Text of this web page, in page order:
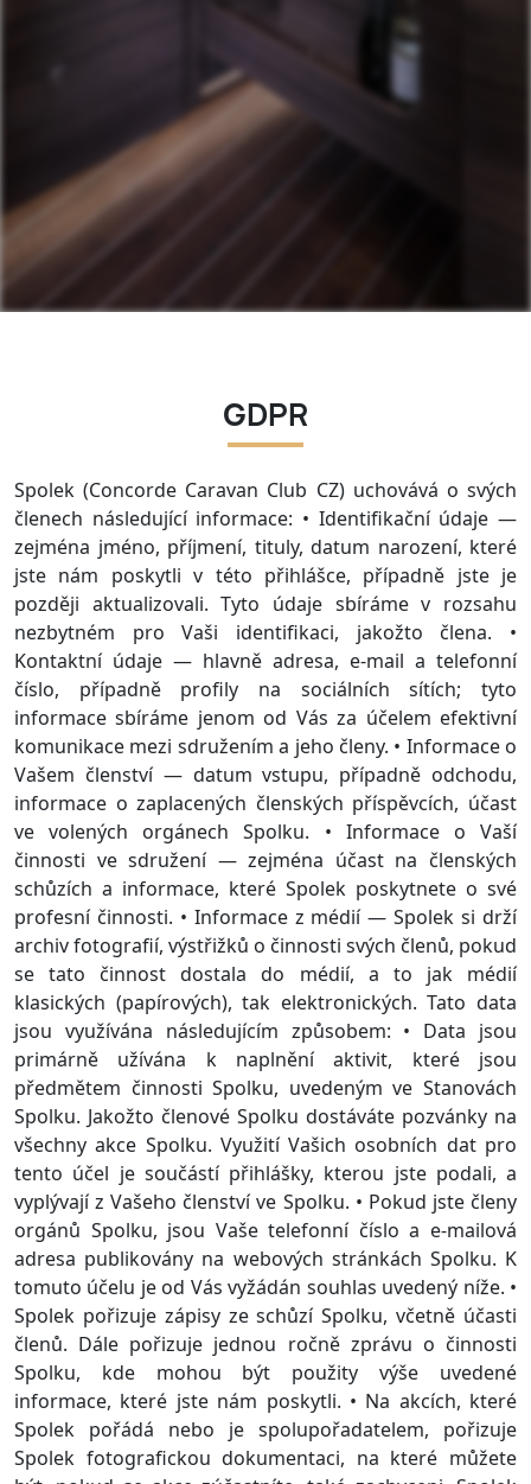
GDPR
Spolek (Concorde Caravan Club CZ) uchovává o svých
členech následující informace: • Identifikační údaje —
zejména jméno, příjmení, tituly, datum narození, které
jste nám poskytli v této přihlášce, případně jste je
později aktualizovali. Tyto údaje sbíráme v rozsahu
nezbytném pro Vaši identifikaci, jakožto člena. •
Kontaktní údaje — hlavně adresa, e-mail a telefonní
číslo, případně profily na sociálních sítích; tyto
informace sbíráme jenom od Vás za účelem efektivní
komunikace mezi sdružením a jeho členy. • Informace o
Vašem členství — datum vstupu, případně odchodu,
informace o zaplacených členských příspěvcích, účast
ve volených orgánech Spolku. • Informace o Vaší
činnosti ve sdružení — zejména účast na členských
schůzích a informace, které Spolek poskytnete o své
profesní činnosti. • Informace z médií — Spolek si drží
archiv fotografií, výstřižků o činnosti svých členů, pokud
se tato činnost dostala do médií, a to jak médií
klasických (papírových), tak elektronických. Tato data
jsou využívána následujícím způsobem: • Data jsou
primárně užívána k naplnění aktivit, které jsou
předmětem činnosti Spolku, uvedeným ve Stanovách
Spolku. Jakožto členové Spolku dostáváte pozvánky na
všechny akce Spolku. Využití Vašich osobních dat pro
tento účel je součástí přihlášky, kterou jste podali, a
vyplývají z Vašeho členství ve Spolku. • Pokud jste členy
orgánů Spolku, jsou Vaše telefonní číslo a e-mailová
adresa publikovány na webových stránkách Spolku. K
tomuto účelu je od Vás vyžádán souhlas uvedený níže. •
Spolek pořizuje zápisy ze schůzí Spolku, včetně účasti
členů. Dále pořizuje jednou ročně zprávu o činnosti
Spolku, kde mohou být použity výše uvedené
informace, které jste nám poskytli. • Na akcích, které
Spolek pořádá nebo je spolupořadatelem, pořizuje
Spolek fotografickou dokumentaci, na které můžete